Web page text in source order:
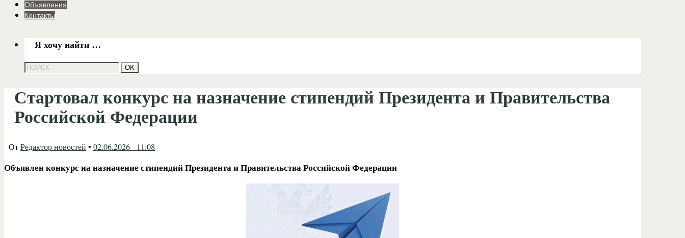
Объявления
Контакты
Я хочу найти …
Стартовал конкурс на назначение стипендий Президента и Правительства
Российской Федерации
ОтРедактор новостей • 02.06.2026 - 11:08
Объявлен конкурс на назначение стипендий Президента и Правительства Российской Федерации